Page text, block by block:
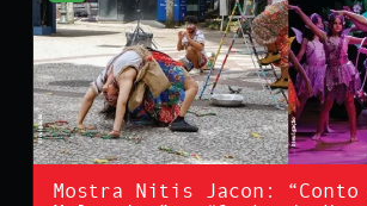
Mostra Nitis Jacon: “Conto